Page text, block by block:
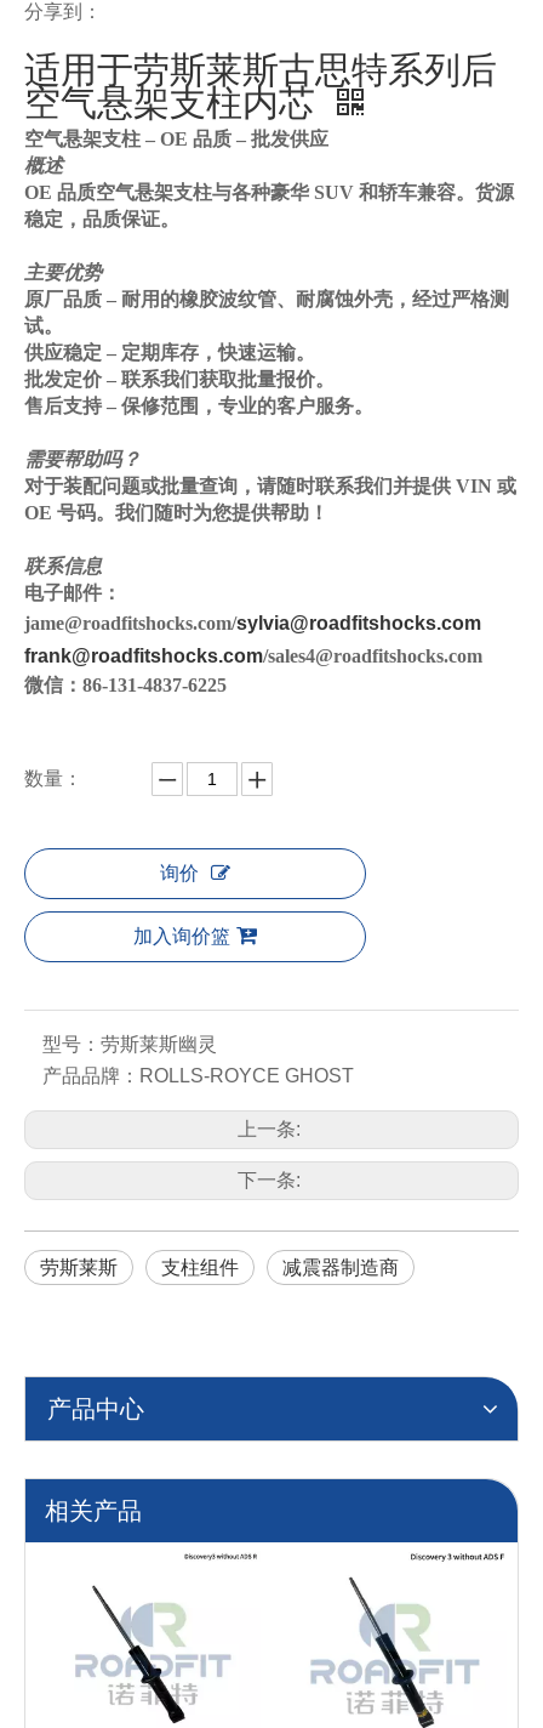
分享到：
适用于劳斯莱斯古思特系列后
空气悬架支柱内芯
空气悬架支柱 – OE 品质 – 批发供应
概述
OE 品质空气悬架支柱与各种豪华 SUV 和轿车兼容。货源
稳定，品质保证。
主要优势
原厂品质 – 耐用的橡胶波纹管、耐腐蚀外壳，经过严格测
试。
供应稳定 – 定期库存，快速运输。
批发定价 – 联系我们获取批量报价。
售后支持 – 保修范围，专业的客户服务。
需要帮助吗？
对于装配问题或批量查询，请随时联系我们并提供 VIN 或
OE 号码。我们随时为您提供帮助 ！
联系信息
电子邮件：
jame@roadfitshocks.com/sylvia@roadfitshocks.com
frank@roadfitshocks.com/sales4@roadfitshocks.com
微信： 86-131-4837-6225
数量：
询价
加入询价篮
型号： 劳斯莱斯幽灵
产品品牌： ROLLS-ROYCE GHOST
上一条:
下一条:
劳斯莱斯 支柱组件 减震器制造商
产品中心
相关产品